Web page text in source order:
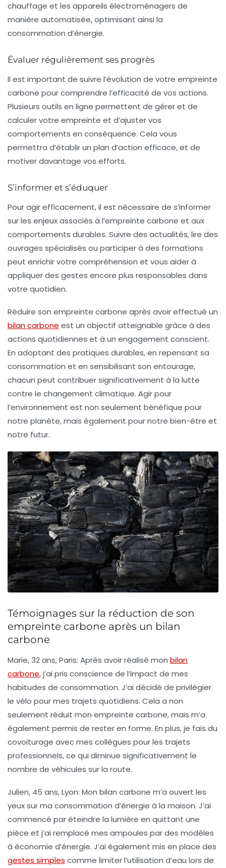
chauffage et les appareils électroménagers de
manière automatisée, optimisant ainsi la
consommation d’énergie.
Évaluer régulièrement ses progrès
Il est important de suivre l’évolution de votre empreinte
carbone pour comprendre l’efficacité de vos actions.
Plusieurs outils en ligne permettent de gérer et de
calculer votre empreinte et d’ajuster vos
comportements en conséquence. Cela vous
permettra d’établir un plan d’action efficace, et de
motiver davantage vos efforts.
S’informer et s’éduquer
Pour agir efficacement, il est nécessaire de s’informer
sur les enjeux associés à l’empreinte carbone et aux
comportements durables. Suivre des actualités, lire des
ouvrages spécialisés ou participer à des formations
peut enrichir votre compréhension et vous aider à
appliquer des gestes encore plus responsables dans
votre quotidien.
Réduire son empreinte carbone après avoir effectué un
bilan carbone est un objectif atteignable grâce à des
actions quotidiennes et à un engagement conscient.
En adoptant des pratiques durables, en repensant sa
consommation et en sensibilisant son entourage,
chacun peut contribuer significativement à la lutte
contre le changement climatique. Agir pour
l’environnement est non seulement bénéfique pour
notre planète, mais également pour notre bien-être et
notre futur.
Témoignages sur la réduction de son
empreinte carbone après un bilan
carbone
Marie, 32 ans, Paris: Après avoir réalisé mon bilan
carbone, j’ai pris conscience de l’impact de mes
habitudes de consommation. J’ai décidé de privilégier
le vélo pour mes trajets quotidiens. Cela a non
seulement réduit mon empreinte carbone, mais m’a
également permis de rester en forme. En plus, je fais du
covoiturage avec mes collègues pour les trajets
professionnels, ce qui diminue significativement le
nombre de véhicules sur la route.
Julien, 45 ans, Lyon: Mon bilan carbone m’a ouvert les
yeux sur ma consommation d’énergie à la maison. J’ai
commencé paréteindre la lumière en quittant une
pièce et j’ai remplacé mes ampoules par des modèles
à économie d’énergie. J’ai également mis en place des
gestes simples comme limiter l’utilisation d’eau lors de